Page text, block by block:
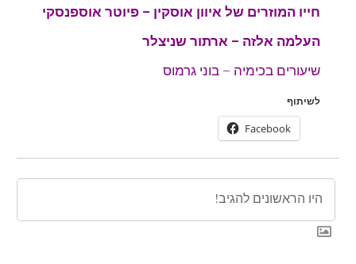
חייו המוזרים של איוון אוסקין – פיוטר אוספנסקי
העלמה אלזה – ארתור שניצלר
שיעורים בכימיה – בוני גרמוס
לשיתוף
Facebook